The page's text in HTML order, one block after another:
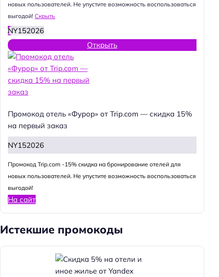
новых пользователей. Не упустите возможность воспользоваться
выгодой! Скрыть
NY152026
Открыть
Промокод отель «Фурор» от Trip.com — скидка 15%
на первый заказ
NY152026
Промокод Trip.com -15% скидка на бронирование отелей для
новых пользователей. Не упустите возможность воспользоваться
выгодой!
На сайт
Истекшие промокоды